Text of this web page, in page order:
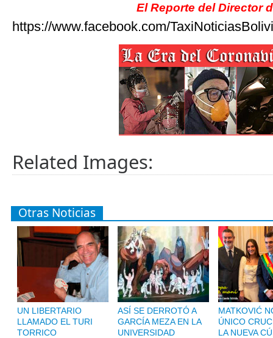
El Reporte del Director
https://www.facebook.com/
Related Images:
Otras Noticias
UN LIBERTARIO
LLAMADO EL TURI
TORRICO
ASÍ SE DERROTÓ A
GARCÍA MEZA EN LA
UNIVERSIDAD
MATKOVIĆ
ÚNICO
LA NUEVA